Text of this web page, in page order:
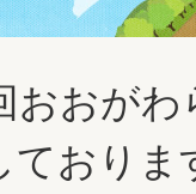
おおが
ておりま